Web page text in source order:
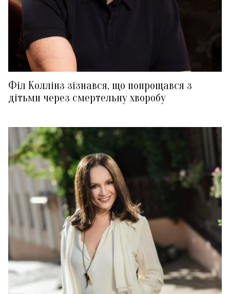
Філ Коллінз зізнався, що попрощався з
дітьми через смертельну хворобу